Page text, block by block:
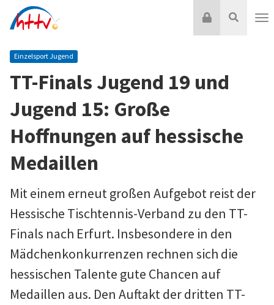
Inhalt
Suche
Login
Einzelsport Jugend
TT-Finals Jugend 19 und
Jugend 15: Große
Hoffnungen auf hessische
Medaillen
Mit einem erneut großen Aufgebot reist der
Hessische Tischtennis-Verband zu den TT-
Finals nach Erfurt. Insbesondere in den
Mädchenkonkurrenzen rechnen sich die
hessischen Talente gute Chancen auf
Medaillen aus. Den Auftakt der dritten TT-